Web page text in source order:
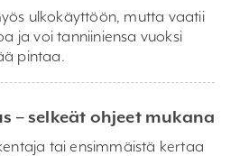
ulkokäyttöön, mutta vaatii
ja voi tanniiniensa vuoksi
pintaa.
– selkeät ohjeet mukana
tai ensimmäistä kertaa